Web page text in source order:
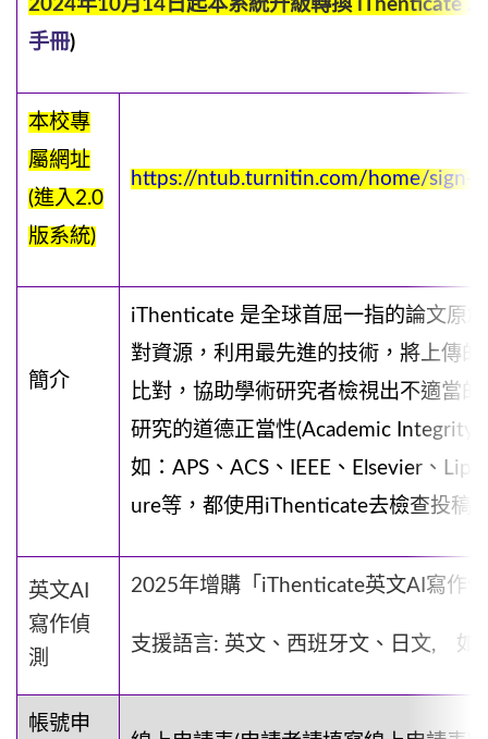
2024年10月14日起本系統升級轉換 iThenticate
手冊)
本校專
屬網址
(進入2.0
版系統)
https://ntub.turnitin.com/home/sign-
簡介
iThenticate 是全球首屈一指的論文原
對資源，利用最先進的技術，將上傳
比對，協助學術研究者檢視出不適當
研究的道德正當性(Academic
如：APS、ACS、IEEE、Elsevier、
ure等，都使用iThenticate去檢查投稿
英文AI
寫作偵
測
2025年增購「iThenticate英文AI寫作
支援語言: 英文、西班牙文、日文, 如
帳號申